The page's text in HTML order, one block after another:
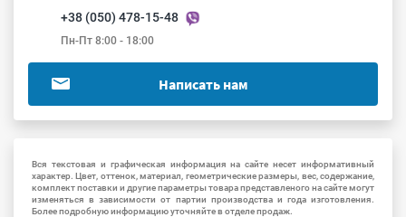
+38 (050) 478-15-48
Пн-Пт 8:00 - 18:00
Написать нам
Вся текстовая и графическая информация на сайте несет информативный
характер. Цвет, оттенок, материал, геометрические размеры, вес, содержание,
комплект поставки и другие параметры товара представленого на сайте могут
изменяться в зависимости от партии производства и года изготовления.
Более подробную информацию уточняйте в отделе продаж.